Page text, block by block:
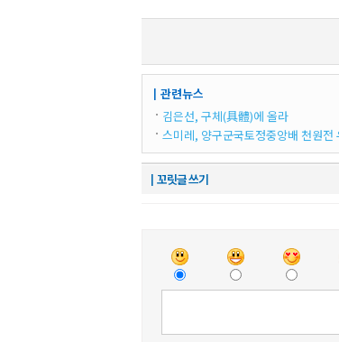
┃관련뉴스
김은선, 구체(具體)에 올라
스미레, 양구군국토정중앙배 천원전
┃꼬릿글 쓰기